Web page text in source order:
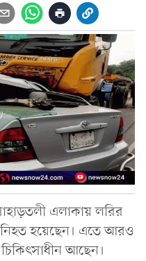
এলাকায় লরির
নিহত হয়েছেন। এতে আরও
আছেন।